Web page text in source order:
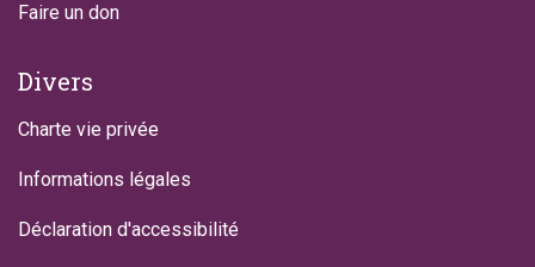
Faire un don
Divers
Charte vie privée
Informations légales
Déclaration d'accessibilité